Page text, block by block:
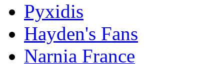
Pyxidis
Hayden's Fans
Narnia France